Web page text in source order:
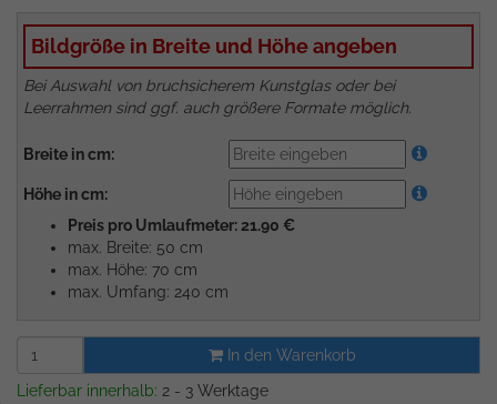
Bildgröße in Breite und Höhe angeben
Bei Auswahl von bruchsicherem Kunstglas oder bei
Leerrahmen sind ggf. auch größere Formate möglich.
Breite in cm:
Höhe in cm:
Preis pro Umlaufmeter: 21.90 €
max. Breite: 50 cm
max. Höhe: 70 cm
max. Umfang: 240 cm
In den Warenkorb
Lieferbar innerhalb: 2 - 3 Werktage